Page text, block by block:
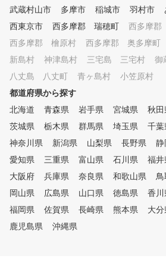
武蔵村山市
多摩市 稲城市 羽村市
西東京市
西多摩郡 瑞穂町
西多摩
西多摩郡 檜原村
西多摩郡 奥多摩町
新島村
神津島村 三宅島 三宅村
御
八丈島 八丈町
青ヶ島村
小笠原村
都道府県から探す
北海道
青森県 岩手県 宮城県 秋田
茨城県
栃木県 群馬県 埼玉県 千葉
神奈川県
新潟県 山梨県 長野県 静
愛知県
三重県 富山県 石川県 福井
大阪府
兵庫県 奈良県 和歌山県 鳥
岡山県
広島県 山口県 徳島県 香川
福岡県
佐賀県 長崎県 熊本県 大分
鹿児島県
沖縄県